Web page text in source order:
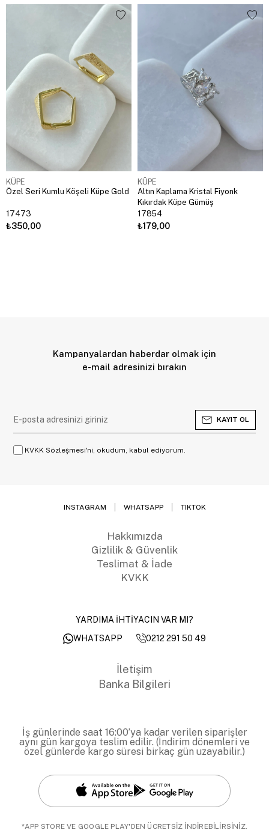
KÜPE
Özel Seri Kumlu Köşeli Küpe Gold
17473
₺350,00
KÜPE
Altın Kaplama Kristal Fiyonk
Kıkırdak Küpe Gümüş
17854
₺179,00
Kampanyalardan haberdar olmak için
e-mail adresinizi bırakın
KAYIT OL
KVKK Sözleşmesi'ni, okudum, kabul ediyorum.
INSTAGRAM WHATSAPP TIKTOK
Hakkımızda
Gizlilik & Güvenlik
Teslimat & İade
KVKK
YARDIMA İHTİYACIN VAR MI?
WHATSAPP
0212 291 50 49
İletişim
Banka Bilgileri
İş günlerinde saat 16:00’ya kadar verilen siparişler
aynı gün kargoya teslim edilir. (İndirim dönemleri ve
özel günlerde kargo süresi birkaç gün uzayabilir.)
*APP STORE VE GOOGLE PLAY'DEN ÜCRETSİZ İNDİREBİLİRSİNİZ.